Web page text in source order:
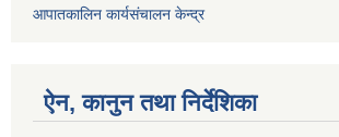
आपातकालिन कार्यसंचालन केन्द्र
ऐन, कानुन तथा निर्देशिका